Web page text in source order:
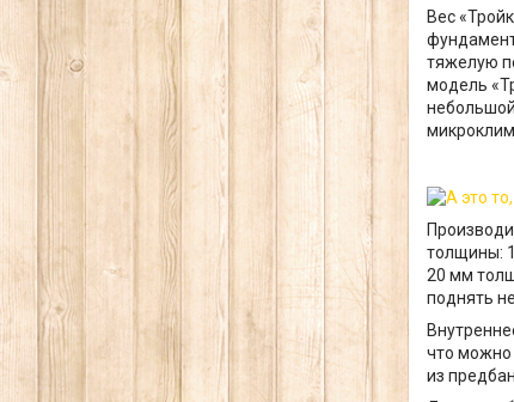
Вес
тяжелую
модель
толщины:
20 мм
поднять
что можно
из